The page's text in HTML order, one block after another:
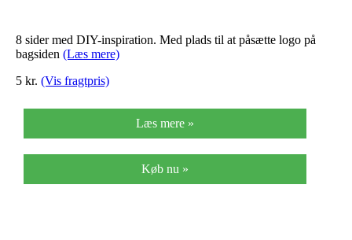
Boheme, bolig,
8 sider med DIY-inspiration. Med plads til at påsætte logo på
bagsiden (Læs mere)
5 kr. (Vis fragtpris)
Læs mere »
Køb nu »